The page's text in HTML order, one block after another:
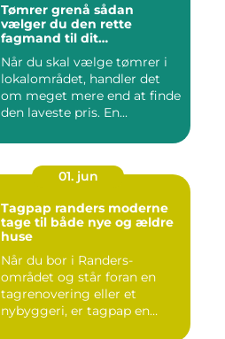
Tømrer grenå sådan
vælger du den rette
fagmand til dit
Når du skal vælge tømrer i
lokalområdet, handler det
om meget mere end at finde
den laveste pris. En...
01. jun
Tagpap randers moderne
tage til både nye og ældre
huse
Når du bor i Randers-
området og står foran en
tagrenovering eller et
nybyggeri, er tagpap en